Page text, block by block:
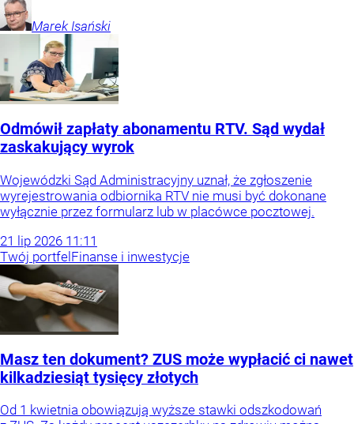
Marek Isański
Odmówił zapłaty abonamentu RTV. Sąd wydał
zaskakujący wyrok
Wojewódzki Sąd Administracyjny uznał, że zgłoszenie
wyrejestrowania odbiornika RTV nie musi być dokonane
wyłącznie przez formularz lub w placówce pocztowej.
21 lip 2026 11:11
Twój portfelFinanse i inwestycje
Masz ten dokument? ZUS może wypłacić ci nawet
kilkadziesiąt tysięcy złotych
Od 1 kwietnia obowiązują wyższe stawki odszkodowań